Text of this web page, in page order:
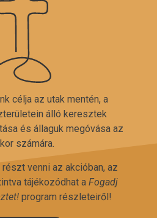
célja az utak mentén, a
álló keresztek
és állaguk megóvása az
számára.
venni az akcióban, az
tájékozódhat a Fogadj
program részleteiről!